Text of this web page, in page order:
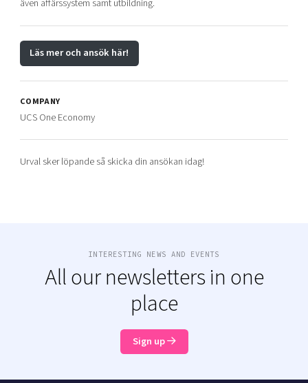
även affärssystem samt utbildning.
Läs mer och ansök här!
COMPANY
UCS One Economy
Urval sker löpande så skicka din ansökan idag!
INTERESTING NEWS AND EVENTS
All our newsletters in one
place
Sign up